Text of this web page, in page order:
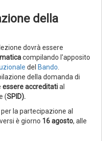
della
dovrà essere
compilando l'apposito
del Bando
della domanda di
essere accreditatial
(SPID).
per la partecipazione al
è giorno 16 agosto, alle